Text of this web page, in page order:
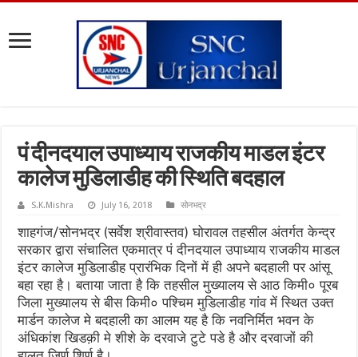
पं दीनदयाल उपाध्याय राजकीय माडल इंटर
कालेज मुडिलाडीह की स्थिति बदहाल
S.K.Mishra July 16, 2018 सोनभद्र
शाहगंज/सोनभद्र (सर्वेश श्रीवास्तव) घोरावल तहसील अंतर्गत केन्द्र
सरकार द्वारा संचालित एकमात्र पं दीनदयाल उपाध्याय राजकीय माडल
इंटर कालेज मुडिलाडीह प्रारंभिक दिनों में ही अपने बदहाली पर आंसू
बहा रहा है। बताया जाता है कि तहसील मुख्यालय से आठ किमी० पूरब
जिला मुख्यालय से बीस किमी० पश्चिम मुडिलाडीह गांव में स्थित उक्त
मार्डन कालेज मे बदहाली का आलम यह है कि नवनिर्मित भवन के
अंधिकांश खिडक़ी मे शीशे के दरवाजे टुटे पडे है और दरवाजों की